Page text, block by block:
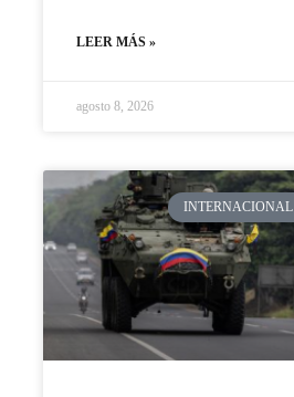
LEER MÁS »
agosto 8, 2026
INTERNACIONAL